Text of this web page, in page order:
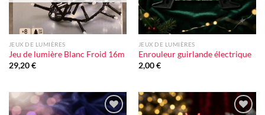
JEUX DE LUMIÈRES
Jeu de lumière Blanc Froid 16m
29,20€
JEUX DE LUMIÈRES
Enrouleur guirlande électrique
2,00€